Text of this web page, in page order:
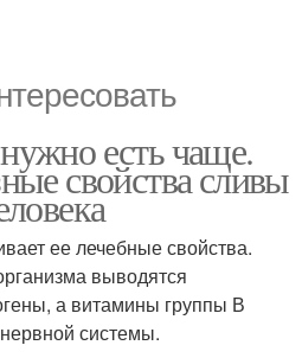
есть чаще.
свойства сливы
ее лечебные свойства.
выводятся
а витамины группы В
системы.